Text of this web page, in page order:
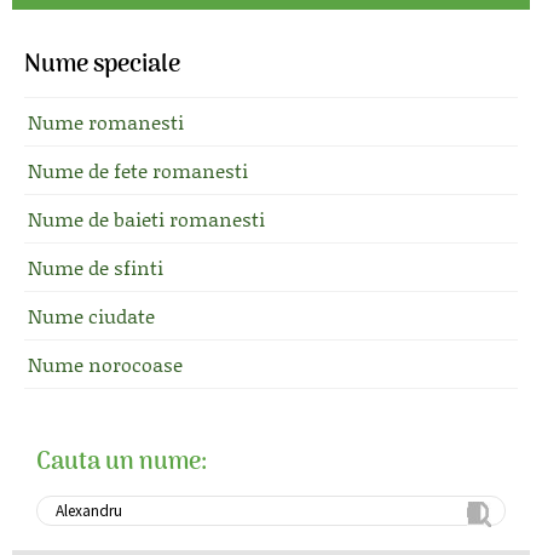
Nume speciale
Nume romanesti
Nume de fete romanesti
Nume de baieti romanesti
Nume de sfinti
Nume ciudate
Nume norocoase
Cauta un nume: